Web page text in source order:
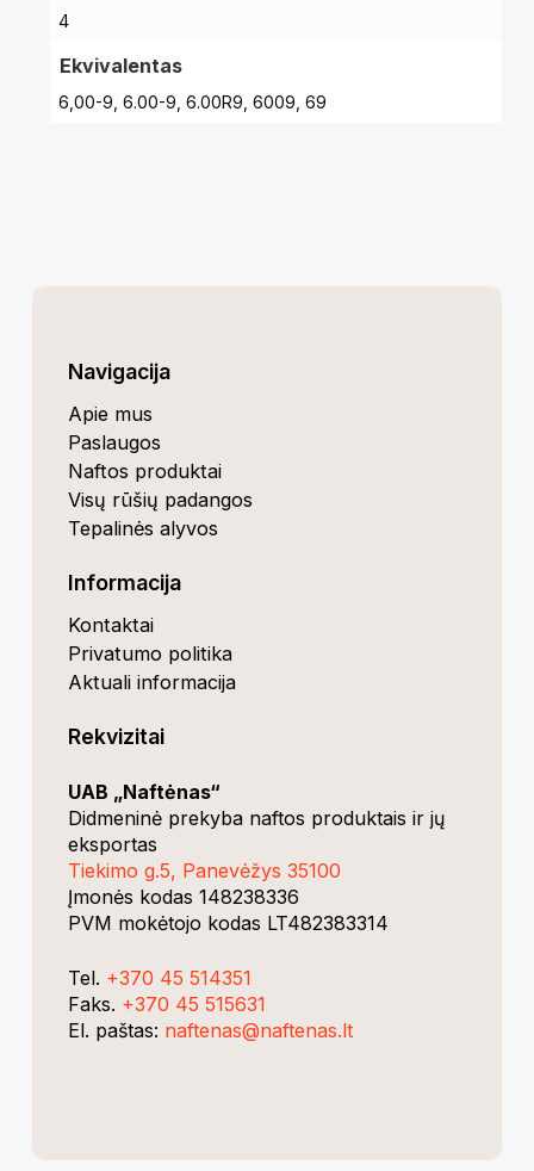
Suma:
4
Ekvivalentas
6,00-9, 6.00-9, 6.00R9, 6009, 69
Navigacija
Apie mus
Paslaugos
Naftos produktai
Visų rūšių padangos
Tepalinės alyvos
Informacija
Kontaktai
Privatumo politika
Aktuali informacija
Rekvizitai
UAB „Naftėnas“
Didmeninė prekyba naftos produktais ir jų
eksportas
Tiekimo g.5, Panevėžys 35100
Įmonės kodas 148238336
PVM mokėtojo kodas LT482383314
Tel. +370 45 514351
Faks. +370 45 515631
El. paštas: naftenas@naftenas.lt